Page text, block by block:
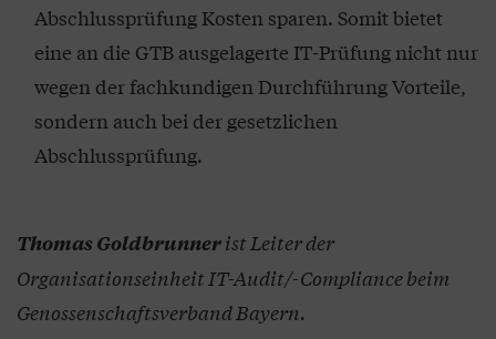
Abschlussprüfung Kosten sparen. Somit bietet
eine an die GTB ausgelagerte IT-Prüfung nicht nur
wegen der fachkundigen Durchführung Vorteile,
sondern auch bei der gesetzlichen
Abschlussprüfung.
Thomas GoldbrunneristLeiter der
Organisationseinheit IT-Audit/-Compliance beim
Genossenschaftsverband Bayern.